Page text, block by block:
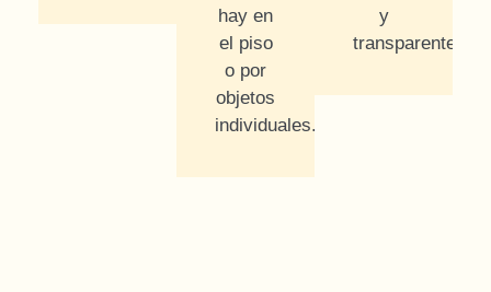
hay en
el piso
o por
objetos
individuales.
y
transparente.